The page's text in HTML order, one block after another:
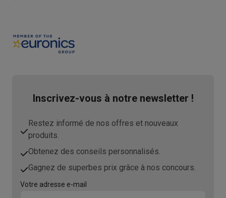
Inscrivez-vous à notre newsletter !
Restez informé de nos offres et nouveaux
produits.
Obtenez des conseils personnalisés.
Gagnez de superbes prix grâce à nos concours.
Votre adresse e-mail